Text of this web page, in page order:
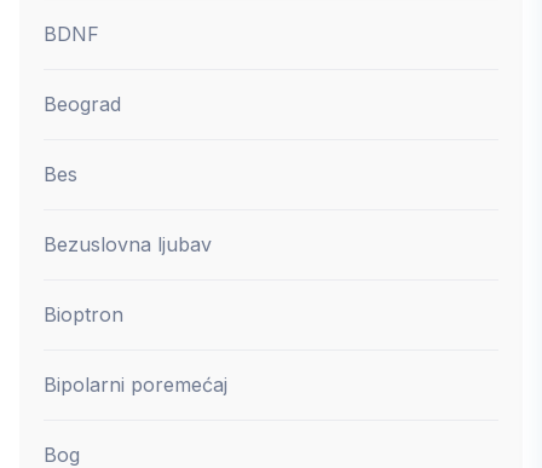
BDNF
Beograd
Bes
Bezuslovna ljubav
Bioptron
Bipolarni poremećaj
Bog